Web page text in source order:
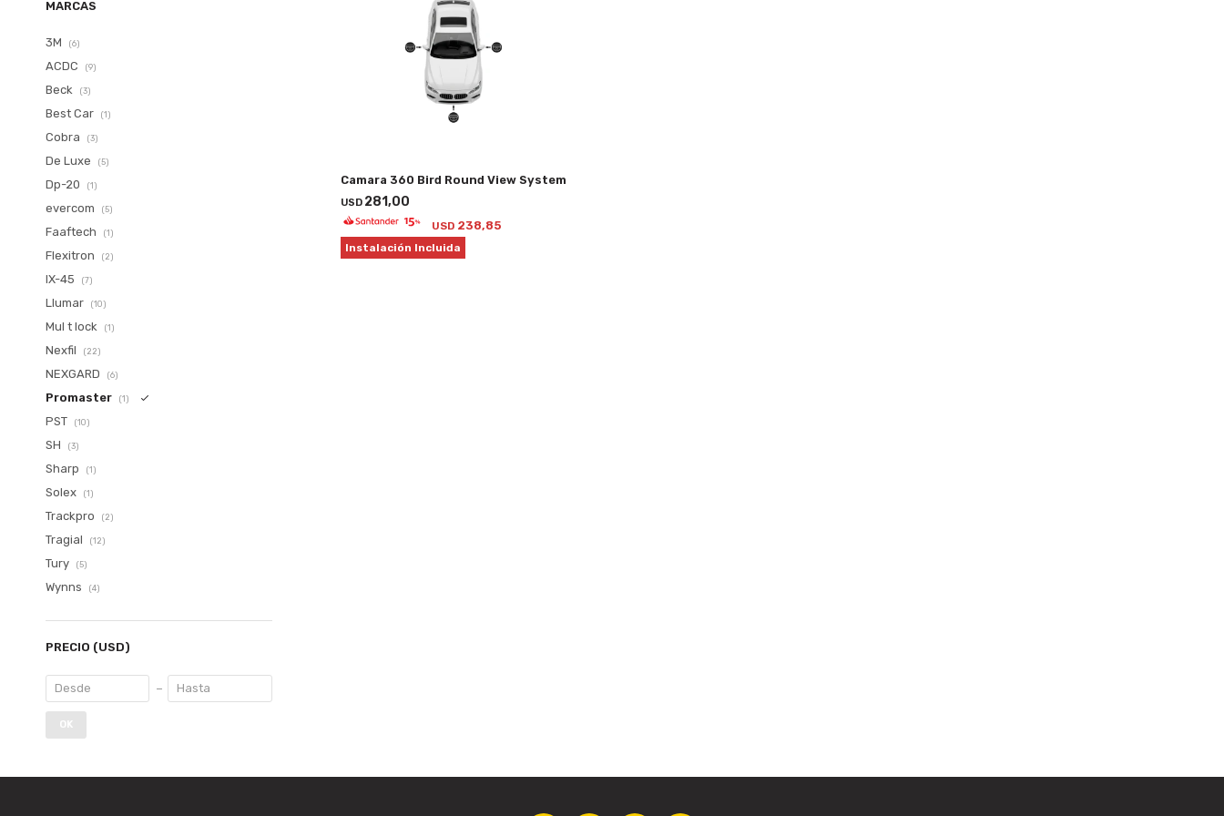
Camara 360 Bird Round View System
USD 281,00
USD 238,85
Instalación Incluida
MARCAS
3M (6)
ACDC (9)
Beck (3)
Best Car (1)
Cobra (3)
De Luxe (5)
Dp-20 (1)
evercom (5)
Faaftech (1)
Flexitron (2)
IX-45 (7)
Llumar (10)
Mul t lock (1)
Nexfil (22)
NEXGARD (6)
Promaster (1)
PST (10)
SH (3)
Sharp (1)
Solex (1)
Trackpro (2)
Tragial (12)
Tury (5)
Wynns (4)
PRECIO (USD)
OK